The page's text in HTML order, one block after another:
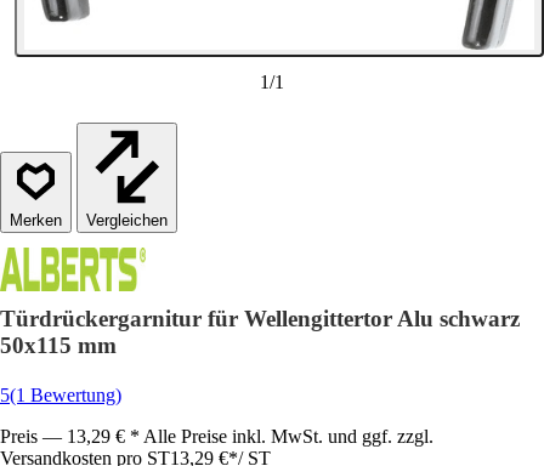
1/1
Vergleichen
Türdrückergarnitur für Wellengittertor Alu schwarz
50x115 mm
5(1 Bewertung)
Preis — 13,29 € * Alle Preise inkl. MwSt. und ggf. zzgl.
Versandkosten pro ST13,29 €*/ ST